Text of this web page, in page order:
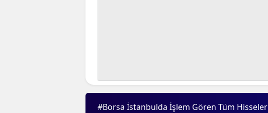
#Borsa İstanbulda İşlem Gören Tüm Hisseler